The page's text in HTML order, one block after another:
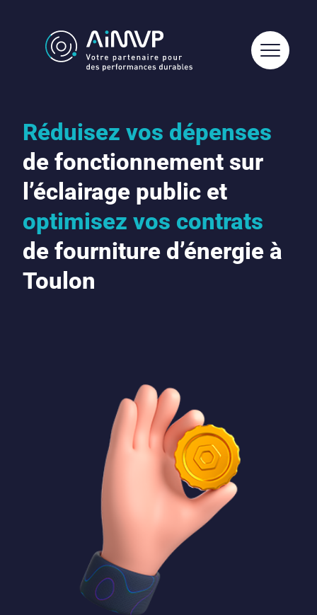
Réduisez vos dépenses
de fonctionnement sur
l’éclairage public et
optimisez vos contrats
de fourniture d’énergie à
Toulon